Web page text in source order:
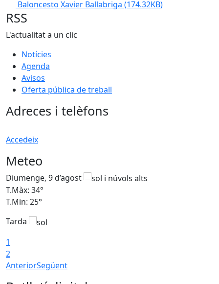
Baloncesto Xavier Ballabriga (174.32KB)
RSS
L'actualitat a un clic
Notícies
Agenda
Avisos
Oferta pública de treball
Adreces i telèfons
Accedeix
Meteo
Diumenge, 9 d’agost
T.Màx: 34°
T.Min: 25°
Tarda
1
2
AnteriorSegüent